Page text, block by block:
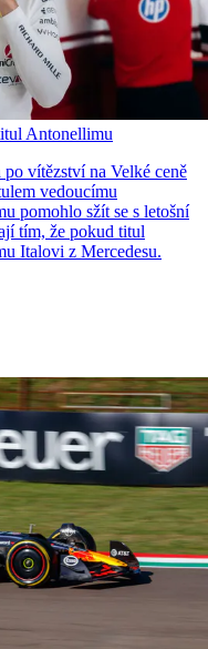
Antonellimu
vítězství na Velké ceně
vedoucímu
pomohlo sžít se s letošní
tím, že pokud titul
Italovi z Mercedesu.